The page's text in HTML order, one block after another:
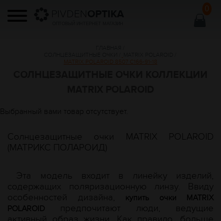
0
MATRIX POLAROID 8507 С166-91-18
Выбранный вами товар отсутствует.
Солнцезащитные очки MATRIX POLAROID
(МАТРИКС ПОЛАРОИД)
Эта модель входит в линейку изделий,
содержащих поляризационную линзу. Ввиду
особенностей дизайна,
купить очки MATRIX
POLAROID предпочитают люди, ведущие